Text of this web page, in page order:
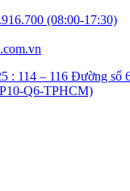
(08:00-17:30)
: 114 – 116 Đường số
Q6-TPHCM)